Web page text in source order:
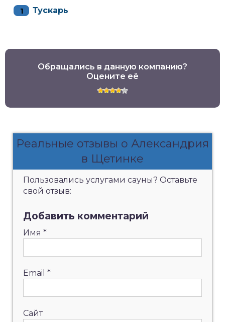
Тускарь
Обращались в данную компанию?
Оцените её
Реальные отзывы о Александрия
в Щетинке
Пользовались услугами сауны? Оставьте
свой отзыв:
Добавить комментарий
Имя *
Email *
Сайт